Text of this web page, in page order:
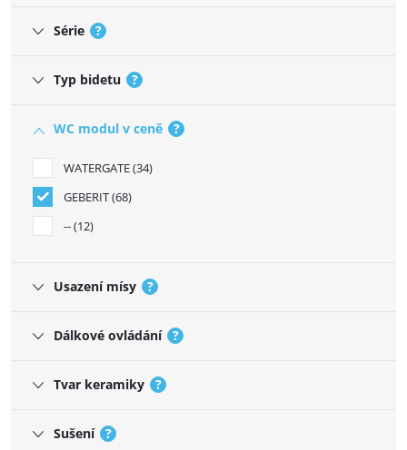
Série ?
Typ bidetu ?
WC modul v ceně ?
WATERGATE 34
GEBERIT 68
-- 12
Usazení mísy ?
Dálkové ovládání ?
Tvar keramiky ?
Sušení ?